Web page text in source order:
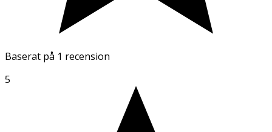
Baserat på 1 recension
5